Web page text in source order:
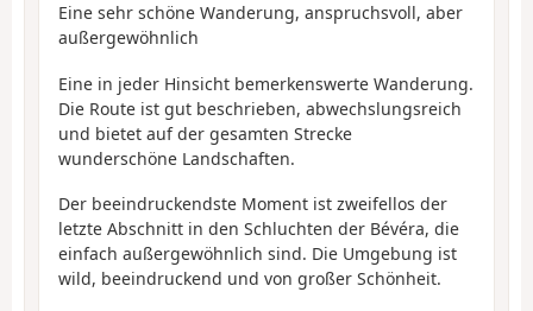
Eine sehr schöne Wanderung, anspruchsvoll, aber
außergewöhnlich
Eine in jeder Hinsicht bemerkenswerte Wanderung.
Die Route ist gut beschrieben, abwechslungsreich
und bietet auf der gesamten Strecke
wunderschöne Landschaften.
Der beeindruckendste Moment ist zweifellos der
letzte Abschnitt in den Schluchten der Bévéra, die
einfach außergewöhnlich sind. Die Umgebung ist
wild, beeindruckend und von großer Schönheit.